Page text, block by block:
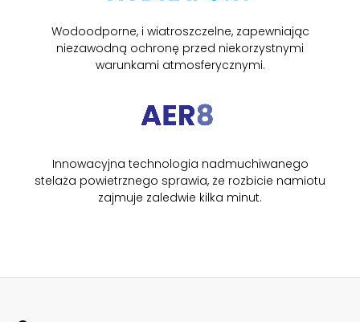
Wodoodporne, i wiatroszczelne, zapewniając
niezawodną ochronę przed niekorzystnymi
warunkami atmosferycznymi.
Innowacyjna technologia nadmuchiwanego
stelaża powietrznego sprawia, że rozbicie namiotu
zajmuje zaledwie kilka minut.